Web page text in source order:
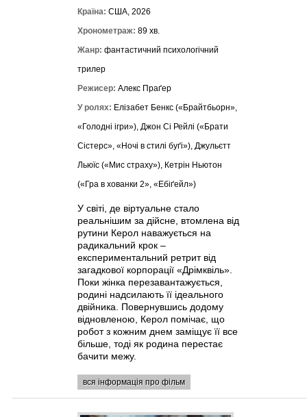
Країна: США, 2026
Хронометраж: 89 хв.
Жанр: фантастичний психологічний
трилер
Режисер: Алекс Праґер
У ролях: Елізабет Бенкс («Брайтбьорн»,
«Голодні ігри»), Джон Сі Рейлі («Брати
Сістерс», «Ночі в стилі буґі»), Джульєтт
Льюїс («Мис страху»), Кетрін Ньютон
(«Гра в хованки 2», «Ебіґейл»)
У світі, де віртуальне стало
реальнішим за дійсне, втомлена від
рутини Керол наважується на
радикальний крок –
експериментальний ретрит від
загадкової корпорації «Дрімквіль».
Поки жінка перезавантажується,
родині надсилають її ідеального
двійника. Повернувшись додому
відновленою, Керол помічає, що
робот з кожним днем заміщує її все
більше, тоді як родина перестає
бачити межу.
вся інформація про фільм